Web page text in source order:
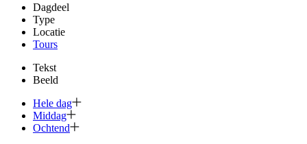
Dagdeel
Type
Locatie
Tours
Tekst
Beeld
Hele dag
Middag
Ochtend